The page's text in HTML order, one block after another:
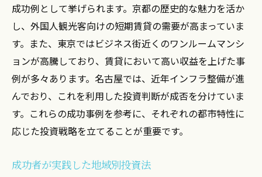
成功例として挙げられます。京都の歴史的な魅力を活か
し、外国人観光客向けの短期賃貸の需要が高まっていま
す。また、東京ではビジネス街近くのワンルームマンシ
ョンが高騰しており、賃貸において高い収益を上げた事
例が多々あります。名古屋では、近年インフラ整備が進
んでおり、これを利用した投資判断が成否を分けていま
す。これらの成功事例を参考に、それぞれの都市特性に
応じた投資戦略を立てることが重要です。
成功者が実践した地域別投資法